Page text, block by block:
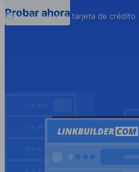
Probar ahora
No se requiere tarjeta de crédito